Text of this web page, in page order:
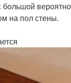
на пол стены.